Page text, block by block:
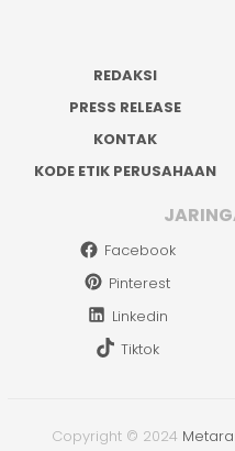
REDAKSI
PRESS RELEASE
KONTAK
KODE ETIK PERUSAHAAN
Facebook
Pinterest
Linkedin
Tiktok
Copyright © 2024